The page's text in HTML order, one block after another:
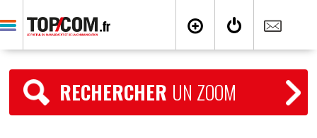
RECHERCHER UN ZOOM